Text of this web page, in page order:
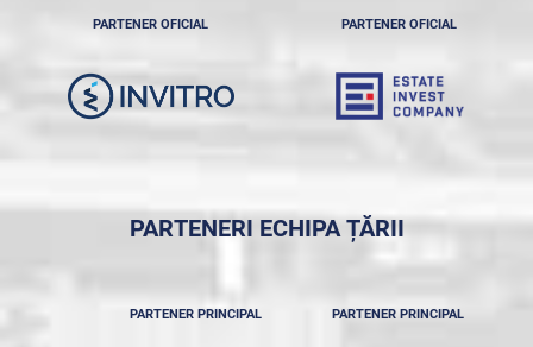
PARTENER OFICIAL PARTENER OFICIAL
PARTENERI ECHIPA ȚĂRII
PARTENER PRINCIPAL PARTENER PRINCIPAL